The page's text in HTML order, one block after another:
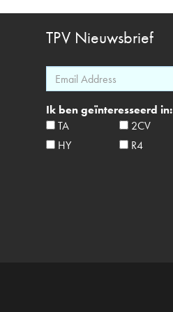
TPV Nieuwsbrief
Ik ben geïnteresseerd in:
TA
2CV
HY
R4